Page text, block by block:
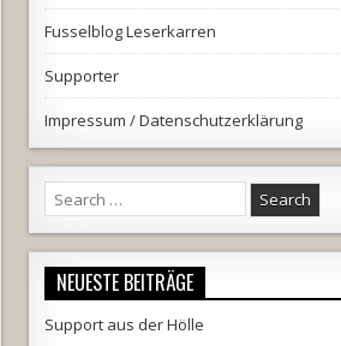
Fusselblog Leserkarren
Supporter
Impressum / Datenschutzerklärung
Search
for:
NEUESTE BEITRÄGE
Support aus der Hölle